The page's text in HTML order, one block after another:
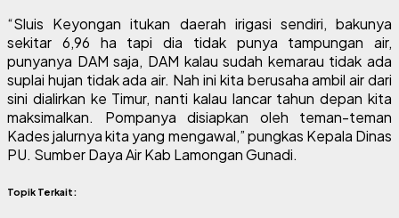
“Sluis Keyongan itukan daerah irigasi sendiri, bakunya
sekitar 6,96 ha tapi dia tidak punya tampungan air,
punyanya DAM saja, DAM kalau sudah kemarau tidak ada
suplai hujan tidak ada air. Nah ini kita berusaha ambil air dari
sini dialirkan ke Timur, nanti kalau lancar tahun depan kita
maksimalkan. Pompanya disiapkan oleh teman-teman
Kades jalurnya kita yang mengawal,” pungkas Kepala Dinas
PU. Sumber Daya Air Kab Lamongan Gunadi.
Topik Terkait: